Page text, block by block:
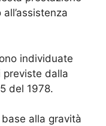
individuate
previste dalla
del 1978.
alla gravità